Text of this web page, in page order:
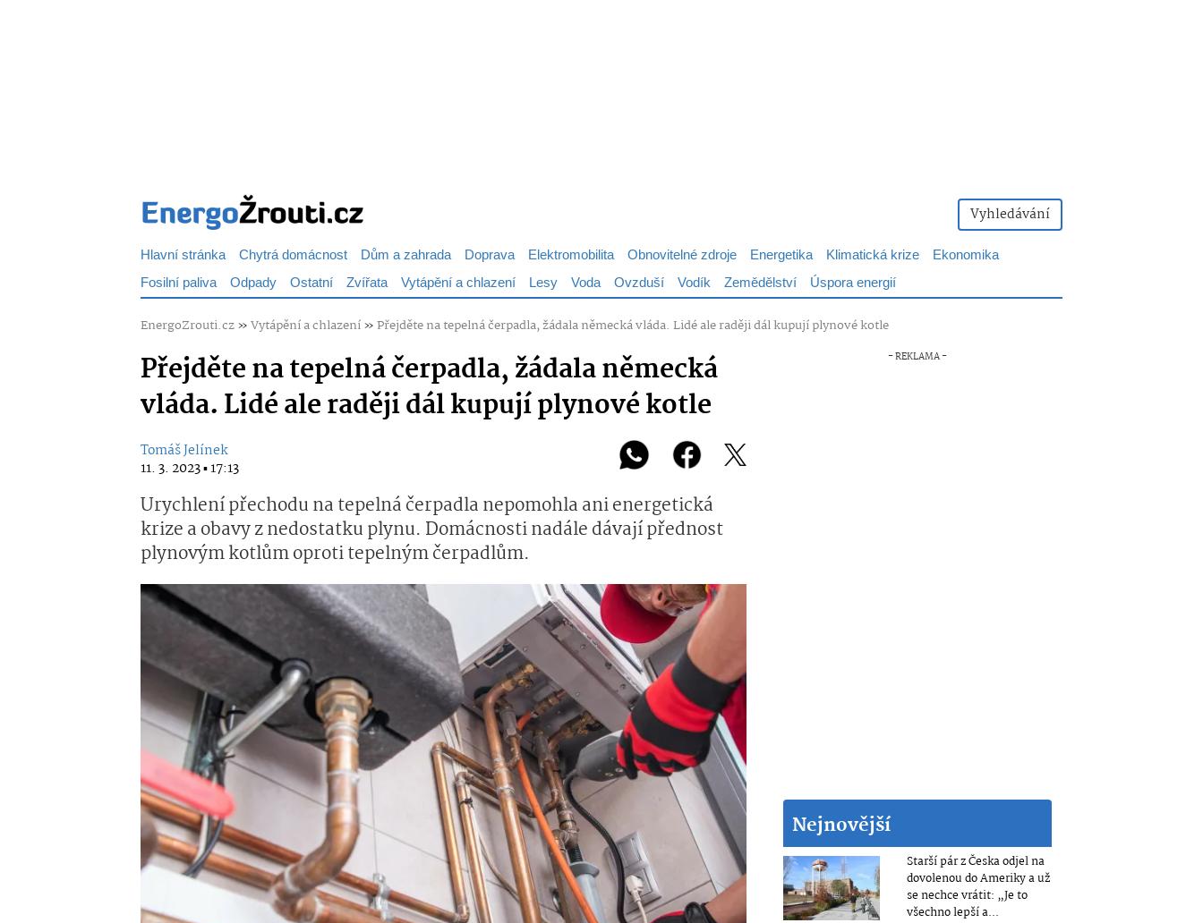
Vyhledávání
Hlavní stránka Chytrá domácnost Dům a zahrada Doprava Elektromobilita Obnovitelné zdroje Energetika Klimatická krize
Ekonomika
Fosilní paliva Odpady Ostatní Zvířata Vytápění a chlazení Lesy Voda Ovzduší Vodík Zemědělství Úspora energií
EnergoZrouti.cz»Vytápění a chlazení»Přejděte na tepelná čerpadla, žádala německá vláda. Lidé ale raději dál kupují plynové kotle
Přejděte na tepelná čerpadla, žádala německá
vláda. Lidé ale raději dál kupují plynové kotle
Tomáš Jelínek
11. 3. 2023 ▪ 17:13
Urychlení přechodu na tepelná čerpadla nepomohla ani energetická
krize a obavy z nedostatku plynu. Domácnosti nadále dávají přednost
plynovým kotlům oproti tepelným čerpadlům.
Nejnovější
Starší pár z Česka odjel na
dovolenou do Ameriky a už
se nechce vrátit: „Je to
všechno lepší a...